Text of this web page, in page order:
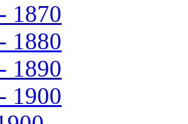
1870
1880
1890
1900